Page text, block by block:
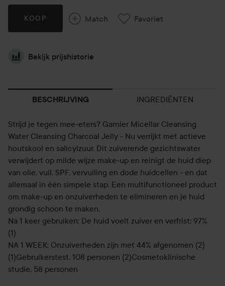
KOOP Match Favoriet
Bekijk prijshistorie
BESCHRIJVING INGREDIËNTEN
Strijd je tegen mee-eters? Garnier Micellar Cleansing
Water Cleansing Charcoal Jelly - Nu verrijkt met actieve
houtskool en salicylzuur. Dit zuiverende gezichtswater
verwijdert op milde wijze make-up en reinigt de huid diep
van olie, vuil, SPF, vervuiling en dode huidcellen - en dat
allemaal in één simpele stap. Een multifunctioneel product
om make-up en onzuiverheden te elimineren en je huid
grondig schoon te maken.
Na 1 keer gebruiken: De huid voelt zuiver en verfrist: 97%
(1)
NA 1 WEEK: Onzuiverheden zijn met 44% afgenomen (2)
(1)Gebruikerstest, 108 personen (2)Cosmetoklinische
studie, 58 personen